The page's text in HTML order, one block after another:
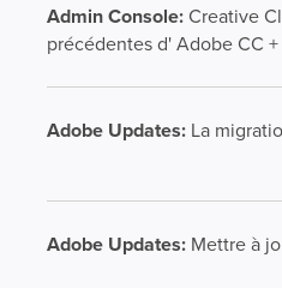
Admin Console:Creative
précédentes d' Adobe CC +
Adobe Updates: La
Adobe Updates: Mettre à